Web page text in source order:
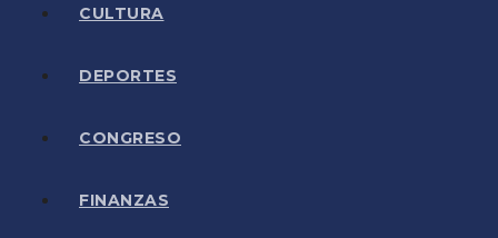
CULTURA
DEPORTES
CONGRESO
FINANZAS